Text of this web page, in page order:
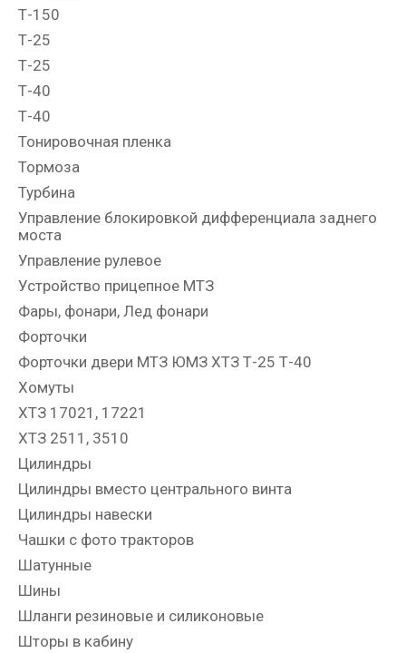
Т-150
Т-25
Т-25
Т-40
Т-40
Тонировочная пленка
Тормоза
Турбина
Управление блокировкой дифференциала заднего
моста
Управление рулевое
Устройство прицепное МТЗ
Фары, фонари, Лед фонари
Форточки
Форточки двери МТЗ ЮМЗ ХТЗ Т-25 Т-40
Хомуты
ХТЗ 17021, 17221
ХТЗ 2511, 3510
Цилиндры
Цилиндры вместо центрального винта
Цилиндры навески
Чашки с фото тракторов
Шатунные
Шины
Шланги резиновые и силиконовые
Шторы в кабину